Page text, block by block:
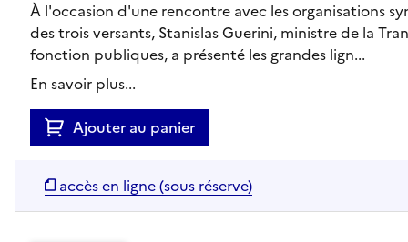
À l'occasion d'une rencontre avec les organisations
des trois versants, Stanislas Guerini, ministre de la
fonction publiques, a présenté les grandes lign...
En savoir plus...
Ajouter au panier
accès en ligne (sous réserve)